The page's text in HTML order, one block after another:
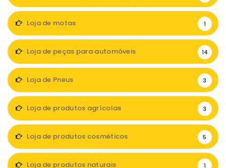
Loja de motas 1
Loja de peças para automóveis 14
Loja de Pneus 3
Loja de produtos agrícolas 3
Loja de produtos cosméticos 5
Loja de produtos naturais 1